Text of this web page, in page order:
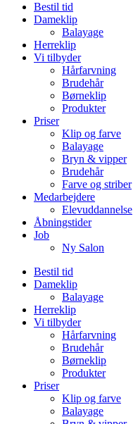
Bestil tid
Dameklip
Balayage
Herreklip
Vi tilbyder
Hårfarvning
Brudehår
Børneklip
Produkter
Priser
Klip og farve
Balayage
Bryn & vipper
Brudehår
Farve og striber
Medarbejdere
Elevuddannelse
Åbningstider
Job
Ny Salon
Bestil tid
Dameklip
Balayage
Herreklip
Vi tilbyder
Hårfarvning
Brudehår
Børneklip
Produkter
Priser
Klip og farve
Balayage